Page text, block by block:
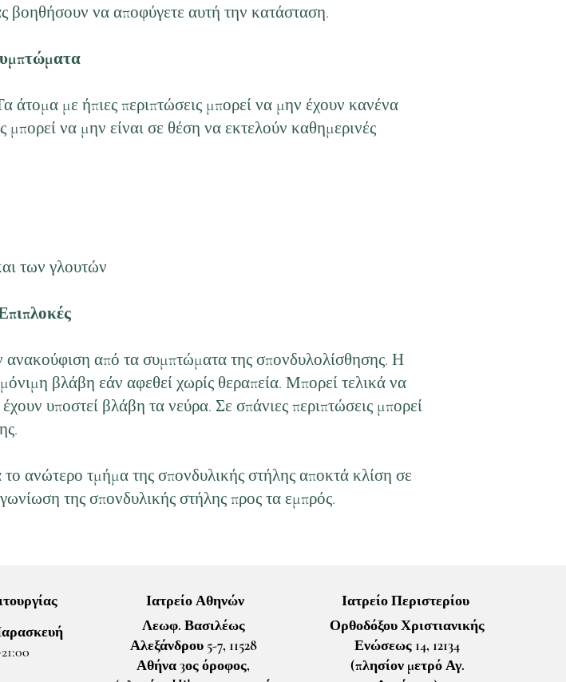
βοηθήσουν να αποφύγετε αυτή την κατάσταση.
με ήπιες περιπτώσεις μπορεί να μην έχουν κανένα
να μην είναι σε θέση να εκτελούν καθημερινές
των γλουτών
ανακούφιση από τα συμπτώματα της σπονδυλολίσθησης. Η
βλάβη εάν αφεθεί χωρίς θεραπεία. Μπορεί τελικά να
υποστεί βλάβη τα νεύρα. Σε σπάνιες περιπτώσεις μπορεί
ανώτερο τμήμα της σπονδυλικής στήλης αποκτά κλίση σε
της σπονδυλικής στήλης προς τα εμπρός.
Ιατρείο Αθηνών
Λεωφ. Βασιλέως
Αλεξάνδρου 5-7, 11528
Αθήνα 3ος όροφος,
Ιατρείο Περιστερίου
Ορθοδόξου Χριστιανικής
Ενώσεως 14, 12134
(πλησίον μετρό Αγ.